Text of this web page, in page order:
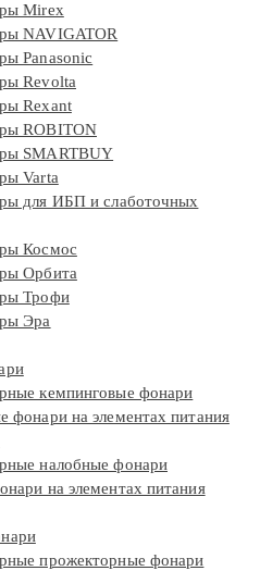
Mirex
NAVIGATOR
Panasonic
Revolta
Rexant
ROBITON
SMARTBUY
Varta
для ИБП и слаботочных
Космос
Орбита
Трофи
Эра
кемпинговые фонари
фонари на элементах питания
налобные фонари
на элементах питания
прожекторные фонари